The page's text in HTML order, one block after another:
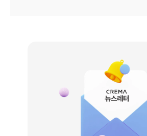
뉴스레터